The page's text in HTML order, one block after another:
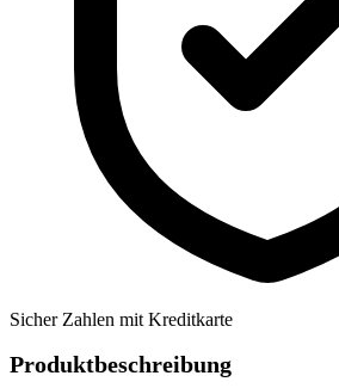
Sicher Zahlen mit Kreditkarte
Produktbeschreibung